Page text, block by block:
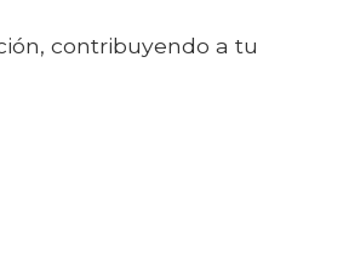
contribuyendo a tu